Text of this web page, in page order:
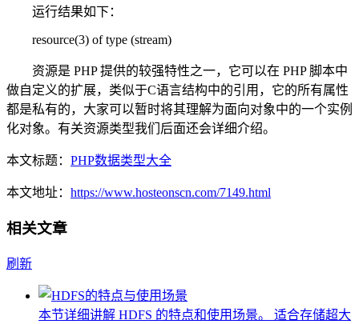
运行结果如下：
resource(3) of type (stream)
资源是 PHP 提供的较强特性之一，它可以在 PHP 脚本中
做自定义的扩展，类似于C语言结构中的引用，它的所有属性
都是私有的，大家可以暂时将其理解为面向对象中的一个实例
化对象。有关资源类型我们后面还会详细介绍。
本文标题： PHP数据类型大全
本文地址： https://www.hosteonscn.com/7149.html
相关文章
刷新
本节详细讲解 HDFS 的特点和使用场景。 适合存储超大